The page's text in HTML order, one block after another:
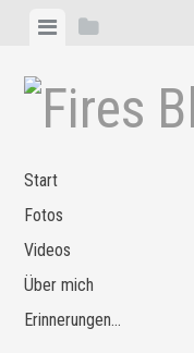
Zum
springen
MenüSeitenleiste
Start
Fotos
Videos
Über mich
Erinnerungen…